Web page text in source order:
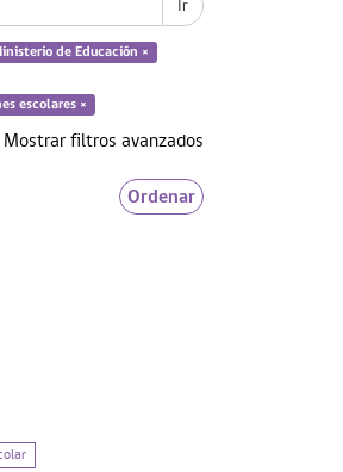
Ir
de Educación ×
escolares ×
Mostrar filtros avanzados
Ordenar